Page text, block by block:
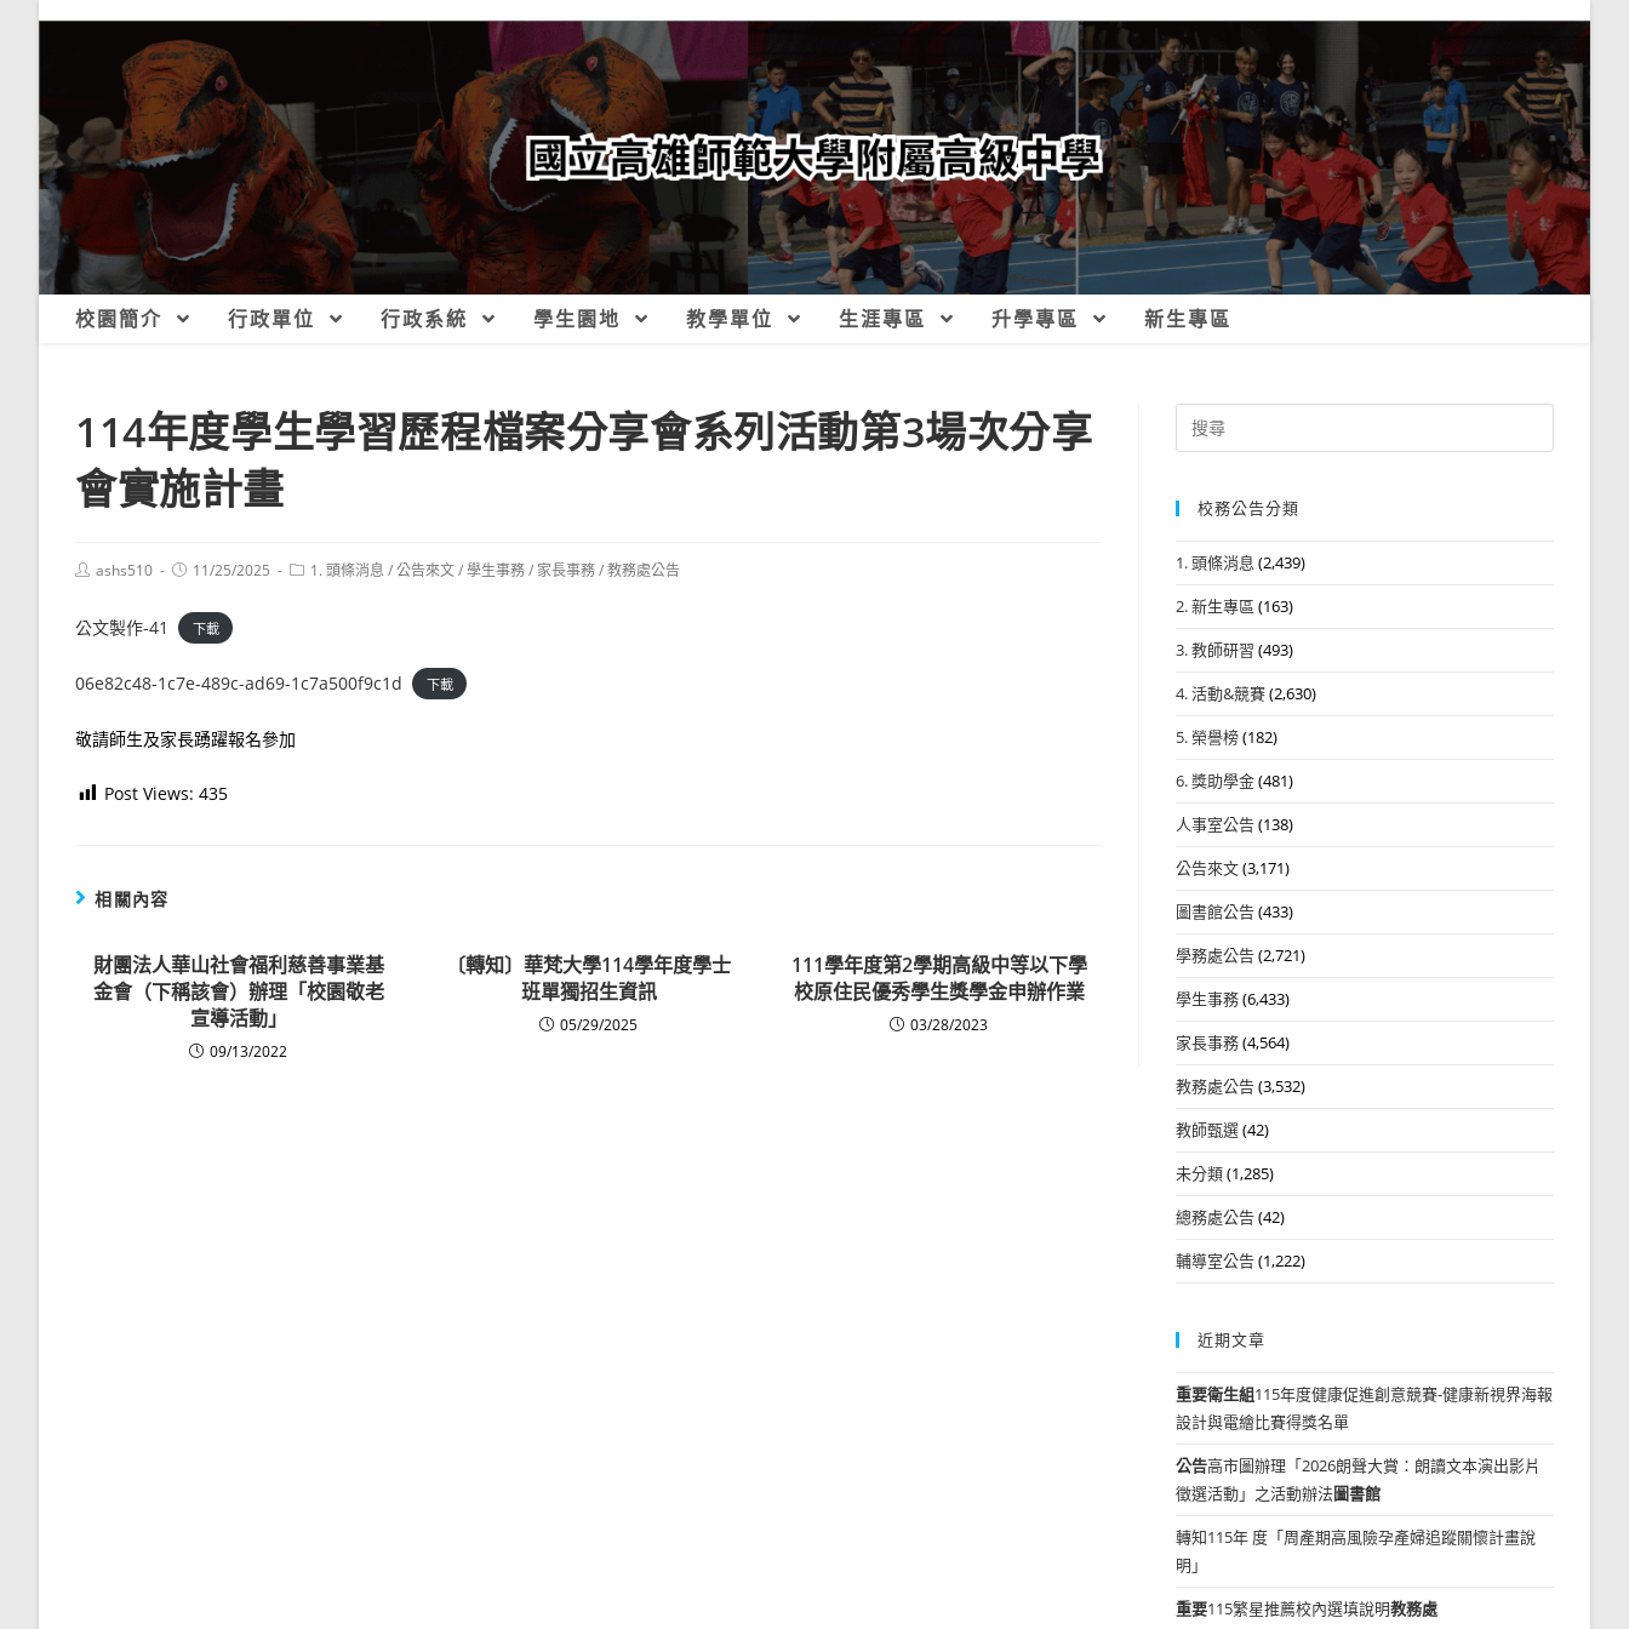
校園簡介 行政單位 行政系統 學生園地 教學單位 生涯專區 升學專區 新生專區
114年度學生學習歷程檔案分享會系列活動第3場次分享
會實施計畫
Postashs510
Post11/25/2025
Post1. 頭條消息 /公告來文/學生事務/ 家長事務/教務處公告
公文製作-41 下載
06e82c48-1c7e-489c-ad69-1c7a500f9c1d 下載
敬請師生及家長踴躍報名參加
Post Views: 435
相關內容
財團法人華山社會福利慈善事業基
金會（下稱該會）辦理「校園敬老
宣導活動」
09/13/2022
〔轉知〕華梵大學114學年度學士
班單獨招生資訊
05/29/2025
111學年度第2學期高級中等以下學
校原住民優秀學生獎學金申辦作業
03/28/2023
Search
for:
校務公告分類
1. 頭條消息 (2,439)
2. 新生專區 (163)
3. 教師研習 (493)
4. 活動&競賽(2,630)
5. 榮譽榜(182)
6. 獎助學金(481)
人事室公告(138)
公告來文(3,171)
圖書館公告(433)
學務處公告(2,721)
學生事務(6,433)
家長事務(4,564)
教務處公告(3,532)
教師甄選(42)
未分類(1,285)
總務處公告(42)
輔導室公告(1,222)
近期文章
重要衛生組115年度健康促進創意競賽-健康新視界海報
設計與電繪比賽得獎名單
公告高市圖辦理「2026朗聲大賞：朗讀文本演出影片
徵選活動」之活動辦法圖書館
轉知115年 度「周產期高風險孕產婦追蹤關懷計畫說
明」
重要115繁星推薦校內選填說明教務處